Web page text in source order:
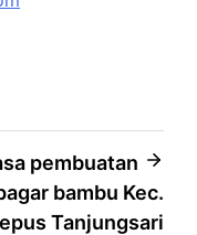
pembuatan
bambu Kec.
Tanjungsari